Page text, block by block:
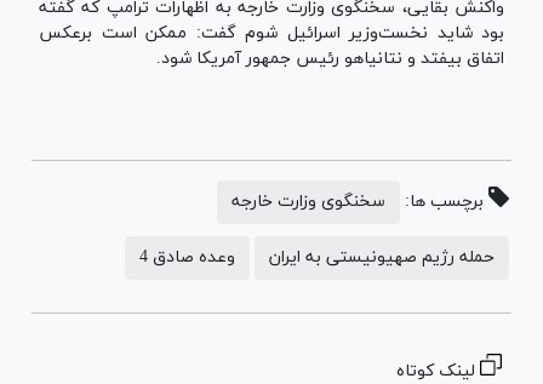
واکنش بقایی، سخنگوی وزارت خارجه به اظهارات ترامپ که گفته
بود شاید نخست‌وزیر اسرائیل شوم گفت: ممکن است برعکس
اتفاق بیفتد و نتانیاهو رئیس جمهور آمریکا شود.
برچسب ها: سخنگوی وزارت خارجه
حمله رژیم صهیونیستی به ایران وعده صادق 4
لینک کوتاه